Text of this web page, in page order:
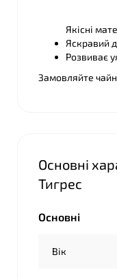
Якісні
Яскравий
Розвиває
Замовляйте
Основні
Тигрес
Основні
Вік